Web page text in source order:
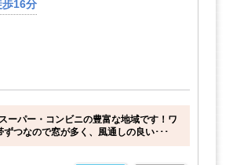
16分
ーパー・コンビニの豊富な地域です！ワ
ずつなので窓が多く、風通しの良い･･･